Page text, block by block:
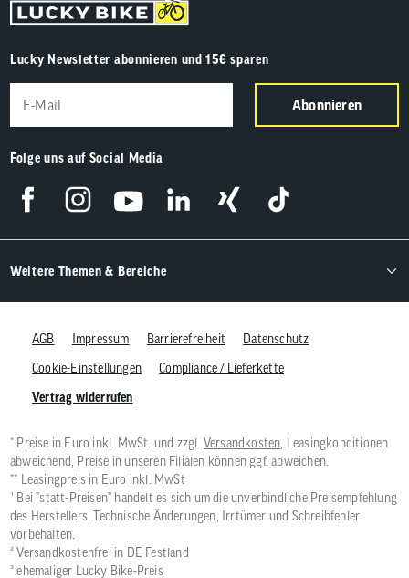
Lucky Newsletter abonnieren und 15€ sparen
Abonnieren
Folge uns auf Social Media
Weitere Themen & Bereiche
AGB Impressum Barrierefreiheit
Datenschutz
Cookie-Einstellungen
Compliance / Lieferkette
Vertrag widerrufen
* Preise in Euro inkl. MwSt. und zzgl. Versandkosten , Leasingkonditionen
abweichend, Preise in unseren Filialen können ggf. abweichen.
** Leasingpreis in Euro inkl. MwSt
¹ Bei "statt-Preisen" handelt es sich um die unverbindliche Preisempfehlung
des Herstellers. Technische Änderungen, Irrtümer und Schreibfehler
vorbehalten.
² Versandkostenfrei in DE Festland
³ ehemaliger Lucky Bike-Preis